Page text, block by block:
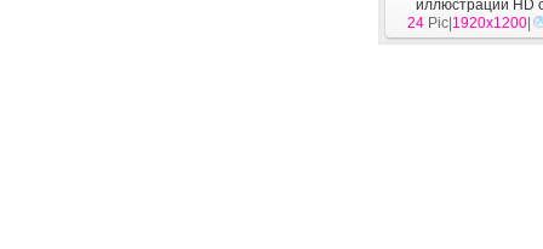
иллюстрации HD
[Анимация
24 Pic| 1920x1200